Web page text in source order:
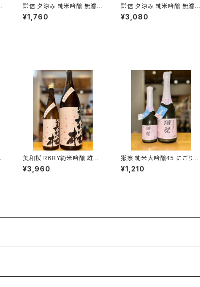
謙信 夕涼み 純米吟醸 無濾過
生 720ml１本（池田屋酒造・
新潟県糸魚川市新鉄）
¥1,760
謙信 夕涼み 純米吟醸 無濾過
生 1800ml１本（池田屋酒造・
新潟県糸魚川市新鉄）
¥3,080
美和桜 R6BY純米吟醸 雄町
生原酒 1800ml１本（美和桜
酒造・広島県三次市三和町）
¥3,960
獺祭 純米大吟醸45 にごりス
パークリング 360ml１本（旭
酒造・山口県岩国市周東町）
¥1,210